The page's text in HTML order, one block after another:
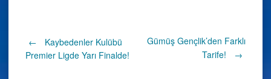
Post
←
Kaybedenler Kulübü
Premier Ligde Yarı Finalde!
Gümüş Gençlik’den Farklı
Tarife!
→